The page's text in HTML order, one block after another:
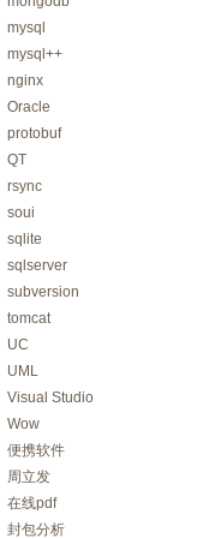
mysql
mysql++
nginx
Oracle
protobuf
QT
rsync
soui
sqlite
sqlserver
subversion
tomcat
UC
UML
Visual Studio
Wow
便携软件
周立发
在线pdf
封包分析